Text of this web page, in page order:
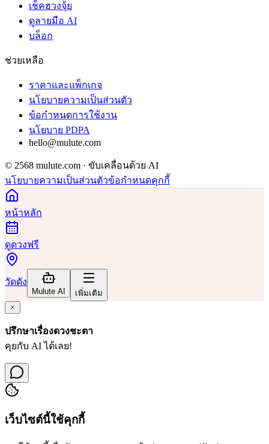
เช็คฮวงจุ้ย
ดูลายมือ AI
บล็อก
ช่วยเหลือ
ราคาและแพ็กเกจ
นโยบายความเป็นส่วนตัว
ข้อกำหนดการใช้งาน
นโยบาย PDPA
hello@mulute.com
© 2568 mulute.com · ขับเคลื่อนด้วย AI
นโยบายความเป็นส่วนตัวข้อกำหนดคุกกี้
หน้าหลัก
ดูดวงฟรี
วัดดัง
Mulute AI เพิ่มเติม
ปรึกษาเรื่องดวงชะตา
คุยกับ AI ได้เลย!
เว็บไซต์นี้ใช้คุกกี้